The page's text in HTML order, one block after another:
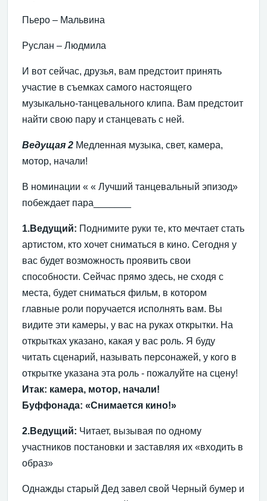
Пьеро – Мальвина
Руслан – Людмила
И вот сейчас, друзья, вам предстоит принять
участие в съемках самого настоящего
музыкально-танцевального клипа. Вам предстоит
найти свою пару и станцевать с ней.
Ведущая 2 Медленная музыка, свет, камера,
мотор, начали!
В номинации « « Лучший танцевальный эпизод»
побеждает пара_______
1.Ведущий: Поднимите руки те, кто мечтает стать
артистом, кто хочет сниматься в кино. Сегодня у
вас будет возможность проявить свои
способности. Сейчас прямо здесь, не сходя с
места, будет сниматься фильм, в котором
главные роли поручается исполнять вам. Вы
видите эти камеры, у вас на руках открытки. На
открытках указано, какая у вас роль. Я буду
читать сценарий, называть персонажей, у кого в
открытке указана эта роль - пожалуйте на сцену!
Итак: камера, мотор, начали!
Буффонада: «Снимается кино!»
2.Ведущий: Читает, вызывая по одному
участников постановки и заставляя их «входить в
образ»
Однажды старый Дед завел свой Черный бумер и